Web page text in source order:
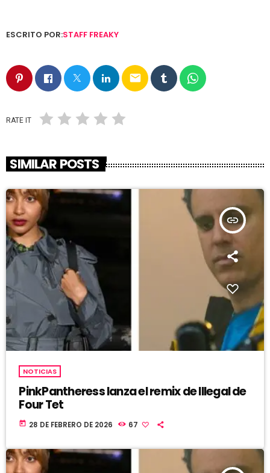
ESCRITO POR:STAFF FREAKY
email
RATE IT
SIMILAR POSTS
insert_link
NOTICIAS
PinkPantheress lanza el remix de Illegal de
Four Tet
today 28 DE FEBRERO DE 2026 67